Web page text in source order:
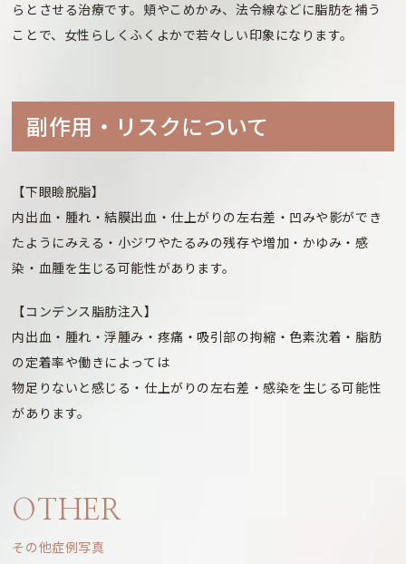
らとさせる治療です。頬やこめかみ、法令線などに脂肪を補う
ことで、女性らしくふくよかで若々しい印象になります。
副作⽤・リスクについて
【下眼瞼脱脂】
内出血・腫れ・結膜出血・仕上がりの左右差・凹みや影ができ
たようにみえる・小ジワやたるみの残存や増加・かゆみ・感
染・血腫を生じる可能性があります。
【コンデンス脂肪注入】
内出血・腫れ・浮腫み・疼痛・吸引部の拘縮・色素沈着・脂肪
の定着率や働きによっては
物足りないと感じる・仕上がりの左右差・感染を生じる可能性
があります。
OTHER
その他症例写真